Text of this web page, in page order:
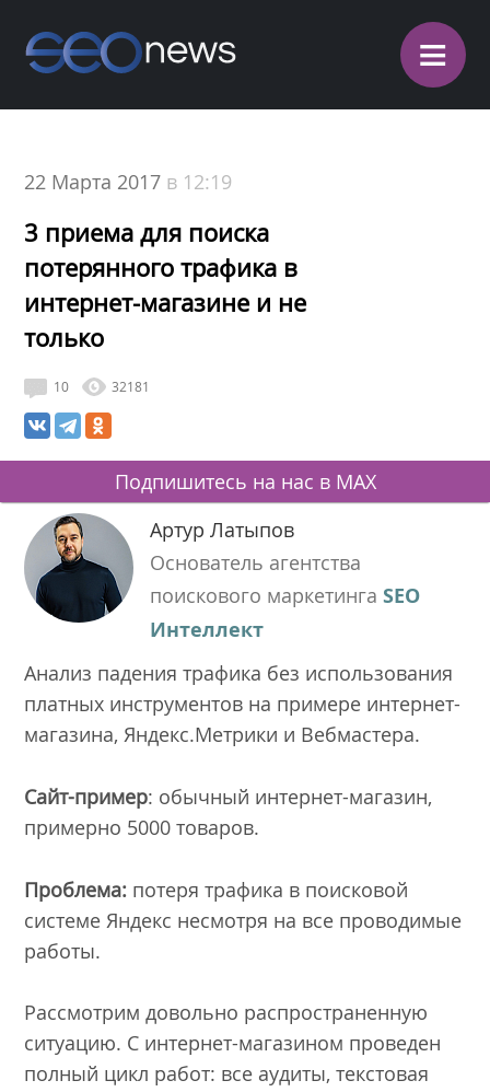
≡
22 Марта 2017 в 12:19
3 приема для поиска
потерянного трафика в
интернет-магазине и не
только
10 32181
Подпишитесь на нас в MAX
Артур Латыпов
Основатель агентства
поискового маркетингаSEO
Интеллект
Анализ падения трафика без использования
платных инструментов на примере интернет-
магазина, Яндекс.Метрики и Вебмастера.
Сайт-пример: обычный интернет-магазин,
примерно 5000 товаров.
Проблема: потеря трафика в поисковой
системе Яндекс несмотря на все проводимые
работы.
Рассмотрим довольно распространенную
ситуацию. С интернет-магазином проведен
полный цикл работ: все аудиты, текстовая